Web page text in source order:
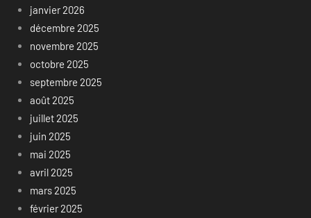
janvier 2026
décembre 2025
novembre 2025
octobre 2025
septembre 2025
août 2025
juillet 2025
juin 2025
mai 2025
avril 2025
mars 2025
février 2025